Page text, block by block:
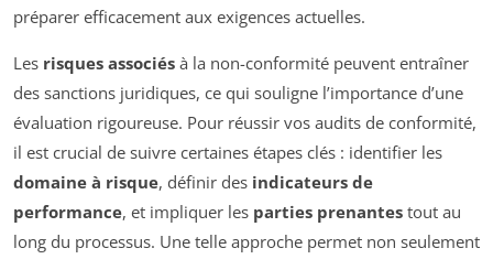
préparer efficacement aux exigences actuelles.
Les risques associés à la non-conformité peuvent entraîner
des sanctions juridiques, ce qui souligne l’importance d’une
évaluation rigoureuse. Pour réussir vos audits de conformité,
il est crucial de suivre certaines étapes clés : identifier les
domaine à risque, définir des indicateurs de
performance, et impliquer les parties prenantes tout au
long du processus. Une telle approche permet non seulement